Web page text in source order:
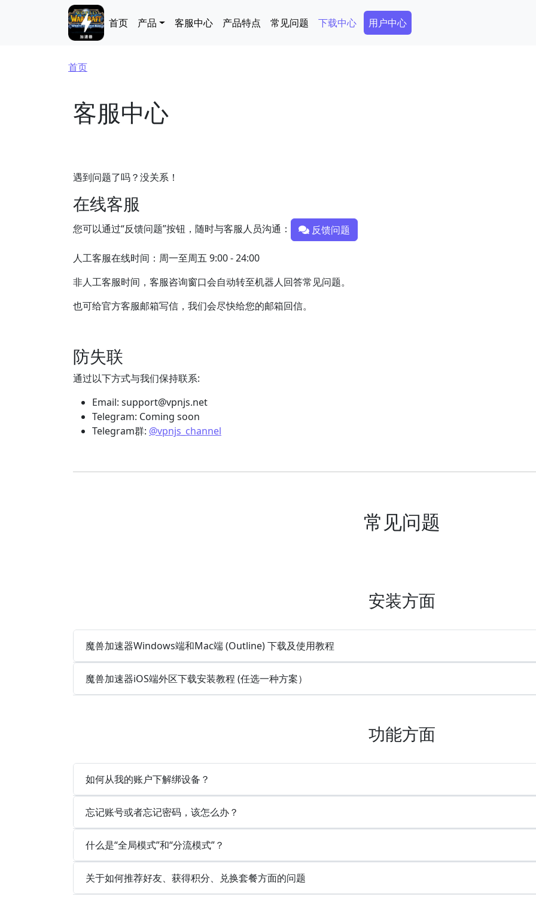
Main navigation
首页 产品 客服中心 产品特点 常见问题 下载中心 Secondary Menu
用户中心
面包屑
首页
客服中心
遇到问题了吗？没关系！
在线客服
您可以通过“反馈问题”按钮，随时与客服人员沟通： 反馈问题
人工客服在线时间：周一至周五 9:00 - 24:00
非人工客服时间，客服咨询窗口会自动转至机器人回答常见问题。
也可给官方客服邮箱写信，我们会尽快给您的邮箱回信。
防失联
通过以下方式与我们保持联系:
Email: support@vpnjs.net
Telegram: Coming soon
Telegram群: @vpnjs_channel
常见问题
安装方面
魔兽加速器Windows端和Mac端 (Outline) 下载及使用教程
魔兽加速器iOS端外区下载安装教程 (任选一种方案）
功能方面
如何从我的账户下解绑设备？
忘记账号或者忘记密码，该怎么办？
什么是“全局模式”和“分流模式”？
关于如何推荐好友、获得积分、兑换套餐方面的问题